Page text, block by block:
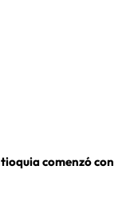
comenzó con